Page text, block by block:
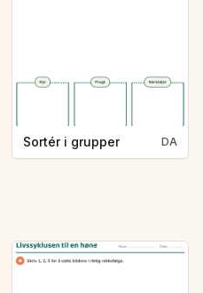
Sortér i grupper DA